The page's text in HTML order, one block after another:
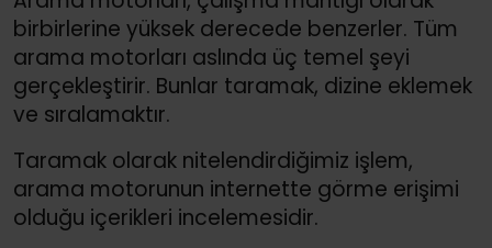
birbirlerine yüksek derecede benzerler. Tüm
arama motorları aslında üç temel şeyi
gerçekleştirir. Bunlar taramak, dizine eklemek
ve sıralamaktır.
Taramak olarak nitelendirdiğimiz işlem,
arama motorunun internette görme erişimi
olduğu içerikleri incelemesidir.